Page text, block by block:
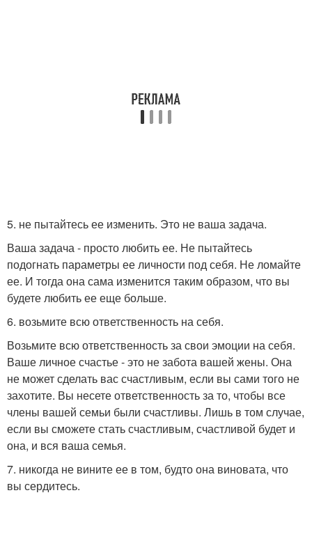
5. не пытайтесь ее изменить. Это не ваша задача.
Ваша задача - просто любить ее. Не пытайтесь
подогнать параметры ее личности под себя. Не ломайте
ее. И тогда она сама изменится таким образом, что вы
будете любить ее еще больше.
6. возьмите всю ответственность на себя.
Возьмите всю ответственность за свои эмоции на себя.
Ваше личное счастье - это не забота вашей жены. Она
не может сделать вас счастливым, если вы сами того не
захотите. Вы несете ответственность за то, чтобы все
члены вашей семьи были счастливы. Лишь в том случае,
если вы сможете стать счастливым, счастливой будет и
она, и вся ваша семья.
7. никогда не вините ее в том, будто она виновата, что
вы сердитесь.